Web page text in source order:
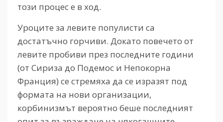
този процес е в ход.
Уроците за левите популисти са
достатъчно горчиви. Докато повечето от
левите пробиви през последните години
(от Сириза до Подемос и Непокорна
Франция) се стремяха да се изразят под
формата на нови организации,
корбинизмът вероятно беше последният